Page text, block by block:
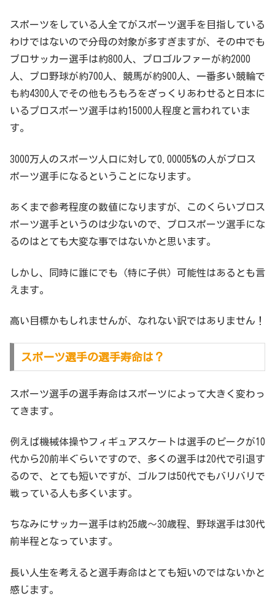
スポーツをしている人全てがスポーツ選手を目指している
わけではないので分母の対象が多すぎますが、その中でも
プロサッカー選手は約800人、プロゴルファーが約2000
人、プロ野球が約700人、競馬が約900人、一番多い競輪で
も約4300人でその他もろもろをざっくりあわせると日本に
いるプロスポーツ選手は約15000人程度と言われていま
す。
3000万人のスポーツ人口に対して0.00005%の人がプロス
ポーツ選手になるということになります。
あくまで参考程度の数値になりますが、このくらいプロス
ポーツ選手というのは少ないので、プロスポーツ選手にな
るのはとても大変な事ではないかと思います。
しかし、同時に誰にでも（特に子供）可能性はあるとも言
えます。
高い目標かもしれませんが、なれない訳ではありません！
スポーツ選手の選手寿命は？
スポーツ選手の選手寿命はスポーツによって大きく変わっ
てきます。
例えば機械体操やフィギュアスケートは選手のピークが10
代から20前半ぐらいですので、多くの選手は20代で引退す
るので、とても短いですが、ゴルフは50代でもバリバリで
戦っている人も多くいます。
ちなみにサッカー選手は約25歳～30歳程、野球選手は30代
前半程となっています。
長い人生を考えると選手寿命はとても短いのではないかと
感じます。